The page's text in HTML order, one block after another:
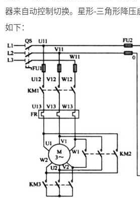
器来自动控制切换。星形-三角形降压
如下：